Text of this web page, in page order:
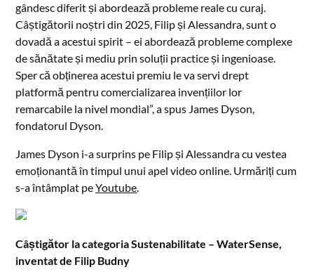
gândesc diferit și abordează probleme reale cu curaj.
Câștigătorii noștri din 2025, Filip și Alessandra, sunt o
dovadă a acestui spirit – ei abordează probleme complexe
de sănătate și mediu prin soluții practice și ingenioase.
Sper că obținerea acestui premiu le va servi drept
platformă pentru comercializarea invențiilor lor
remarcabile la nivel mondial”, a spus James Dyson,
fondatorul Dyson.
James Dyson i-a surprins pe Filip și Alessandra cu vestea
emoționantă în timpul unui apel video online. Urmăriți cum
s-a întâmplat peYoutube.
Câștigător la categoria Sustenabilitate – WaterSense,
inventat de Filip Budny